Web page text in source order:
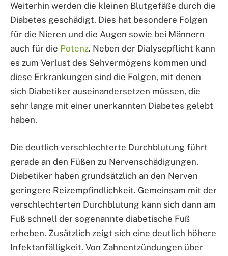
Weiterhin werden die kleinen Blutgefäße durch die
Diabetes geschädigt. Dies hat besondere Folgen
für die Nieren und die Augen sowie bei Männern
auch für die Potenz. Neben der Dialysepflicht kann
es zum Verlust des Sehvermögens kommen und
diese Erkrankungen sind die Folgen, mit denen
sich Diabetiker auseinandersetzen müssen, die
sehr lange mit einer unerkannten Diabetes gelebt
haben.
Die deutlich verschlechterte Durchblutung führt
gerade an den Füßen zu Nervenschädigungen.
Diabetiker haben grundsätzlich an den Nerven
geringere Reizempfindlichkeit. Gemeinsam mit der
verschlechterten Durchblutung kann sich dann am
Fuß schnell der sogenannte diabetische Fuß
erheben. Zusätzlich zeigt sich eine deutlich höhere
Infektanfälligkeit. Von Zahnentzündungen über